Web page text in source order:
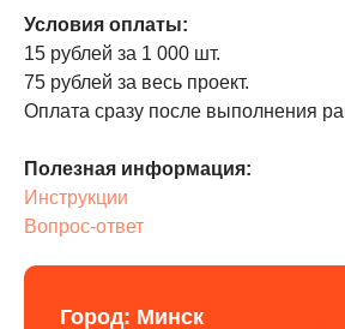
Условия оплаты:
15 рублей за 1 000 шт.
75 рублей за весь проект.
Оплата сразу после выполнения
Полезная информация:
Инструкции
Вопрос-ответ
Город: Минск